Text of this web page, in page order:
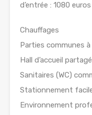
d’entrée : 1080
Chauffages
Parties communes
Hall d’accueil partagé
Sanitaires (WC)
Stationnement
Environnement